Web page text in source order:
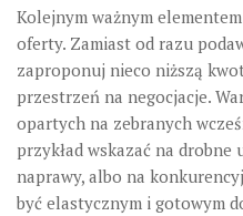
Kolejnym ważnym
oferty. Zamiast od razu
zaproponuj nieco niższą
przestrzeń na negocjacje.
opartych na zebranych
przykład wskazać na
naprawy, albo na
być elastycznym i gotowym